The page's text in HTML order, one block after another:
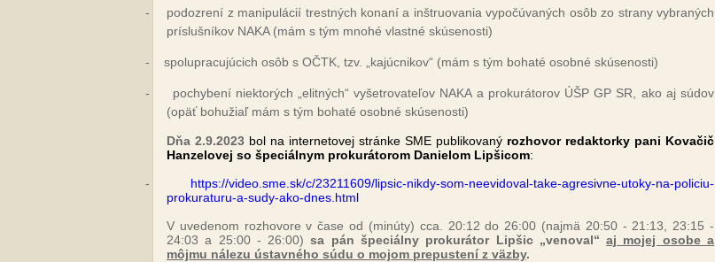
-
podozrení z manipulácií trestných konaní a inštruovania vypočúvaných osôb zo strany vybraných
príslušníkov NAKA (mám s tým mnohé vlastné skúsenosti)
- spolupracujúcich osôb s OČTK, tzv. „kajúcnikov“ (mám s tým bohaté osobné skúsenosti)
-
pochybení niektorých „elitných“ vyšetrovateľov NAKA a prokurátorov ÚŠP GP SR, ako aj súdov
(opäť bohužiaľ mám s tým bohaté osobné skúsenosti)
Dňa 2.9.2023 bol na internetovej stránke SME publikovaný rozhovor redaktorky pani Kovačič
Hanzelovej so špeciálnym prokurátorom Danielom Lipšicom:
-
https://video.sme.sk/c/23211609/lipsic-nikdy-som-neevidoval-take-agresivne-utoky-na-policiu-
prokuraturu-a-sudy-ako-dnes.html
V uvedenom rozhovore v čase od (minúty) cca. 20:12 do 26:00 (najmä 20:50 - 21:13, 23:15 -
24:03 a 25:00 - 26:00)sa pán špeciálny prokurátor Lipšic „venoval“aj mojej osobe a
môjmu nálezu ústavného súdu o mojom prepustení z väzby.